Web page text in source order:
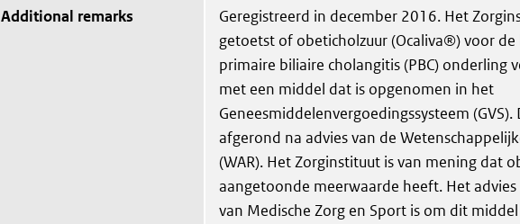
Additional remarks
Geregistreerd in december 2016. Het
getoetst of obeticholzuur (Ocaliva®) voor
primaire biliaire cholangitis (PBC) onderling
met een middel dat is opgenomen in het
Geneesmiddelenvergoedingssysteem
afgerond na advies van de
(WAR). Het Zorginstituut is van mening dat
aangetoonde meerwaarde heeft. Het
van Medische Zorg en Sport is om dit